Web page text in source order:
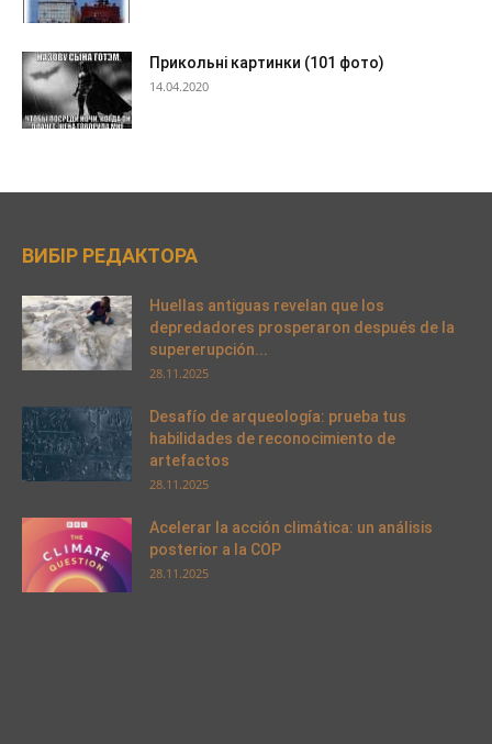
Прикольні картинки (101 фото)
14.04.2020
ВИБІР РЕДАКТОРА
Huellas antiguas revelan que los
depredadores prosperaron después de la
supererupción...
28.11.2025
Desafío de arqueología: prueba tus
habilidades de reconocimiento de
artefactos
28.11.2025
Acelerar la acción climática: un análisis
posterior a la COP
28.11.2025